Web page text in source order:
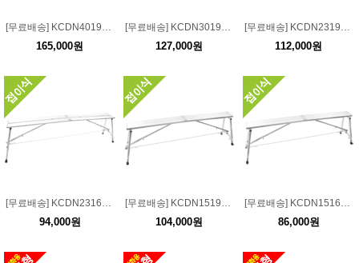
[무료배송] KCDN40190 접이식 도배사다리폭:40 길이:190 높이:55-75
165,000원
[무료배송] KCDN30190 접이식 도배사다리폭:30 길이:190 높이:55-75
127,000원
[무료배송] KCDN23190 접이식 도배사다리폭:23 길이:190 높이:55-75
112,000원
[무료배송] KCDN23160 접이식 도배사다리폭:23 길이:160 높이:55-75
94,000원
[무료배송] KCDN15190 접이식 도배사다리폭:15 길이:190 높이:55-75
104,000원
[무료배송] KCDN15160 접이식 도배사다리폭:15 길이:160 높이:55-75
86,000원